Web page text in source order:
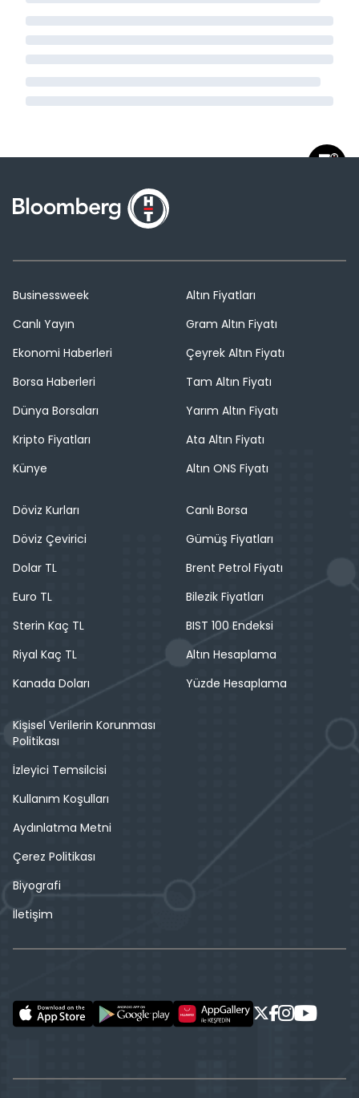
Businessweek
Canlı Yayın
Ekonomi Haberleri
Borsa Haberleri
Dünya Borsaları
Kripto Fiyatları
Künye
Altın Fiyatları
Gram Altın Fiyatı
Çeyrek Altın Fiyatı
Tam Altın Fiyatı
Yarım Altın Fiyatı
Ata Altın Fiyatı
Altın ONS Fiyatı
Döviz Kurları
Döviz Çevirici
Dolar TL
Euro TL
Sterin Kaç TL
Riyal Kaç TL
Kanada Doları
Canlı Borsa
Gümüş Fiyatları
Brent Petrol Fiyatı
Bilezik Fiyatları
BIST 100 Endeksi
Altın Hesaplama
Yüzde Hesaplama
Kişisel Verilerin Korunması
Politikası
İzleyici Temsilcisi
Kullanım Koşulları
Aydınlatma Metni
Çerez Politikası
Biyografi
İletişim